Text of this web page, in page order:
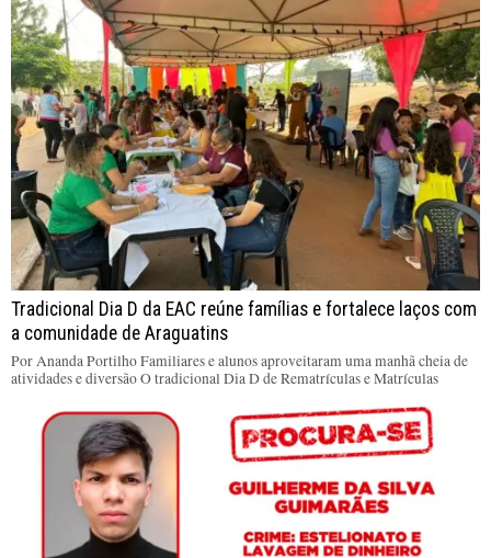
Tradicional Dia D da EAC reúne famílias e fortalece laços com
a comunidade de Araguatins
Por Ananda Portilho Familiares e alunos aproveitaram uma manhã cheia de
atividades e diversão O tradicional Dia D de Rematrículas e Matrículas